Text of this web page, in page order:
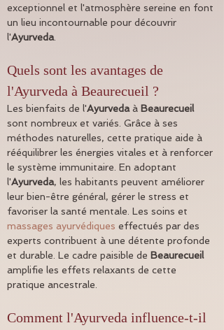
exceptionnel et l'atmosphère sereine en font
un lieu incontournable pour découvrir
l'Ayurveda.
Quels sont les avantages de
l'Ayurveda à Beaurecueil ?
Les bienfaits de l'Ayurveda à Beaurecueil
sont nombreux et variés. Grâce à ses
méthodes naturelles, cette pratique aide à
rééquilibrer les énergies vitales et à renforcer
le système immunitaire. En adoptant
l'Ayurveda, les habitants peuvent améliorer
leur bien-être général, gérer le stress et
favoriser la santé mentale. Les soins et
massages ayurvédiques effectués par des
experts contribuent à une détente profonde
et durable. Le cadre paisible de Beaurecueil
amplifie les effets relaxants de cette
pratique ancestrale.
Comment l'Ayurveda influence-t-il